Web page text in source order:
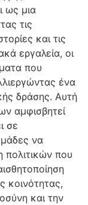
ως μια
τις
και τις
εργαλεία, οι
που
ένα
δράσης. Αυτή
αμφισβητεί
σε
να
που
κοινότητας,
και την